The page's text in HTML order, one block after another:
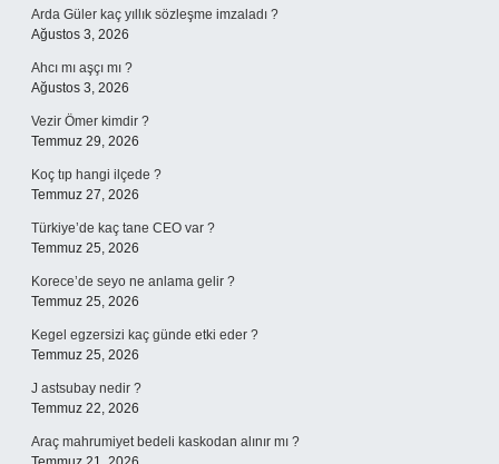
Arda Güler kaç yıllık sözleşme imzaladı ?
Ağustos 3, 2026
Ahcı mı aşçı mı ?
Ağustos 3, 2026
Vezir Ömer kimdir ?
Temmuz 29, 2026
Koç tıp hangi ilçede ?
Temmuz 27, 2026
Türkiye’de kaç tane CEO var ?
Temmuz 25, 2026
Korece’de seyo ne anlama gelir ?
Temmuz 25, 2026
Kegel egzersizi kaç günde etki eder ?
Temmuz 25, 2026
J astsubay nedir ?
Temmuz 22, 2026
Araç mahrumiyet bedeli kaskodan alınır mı ?